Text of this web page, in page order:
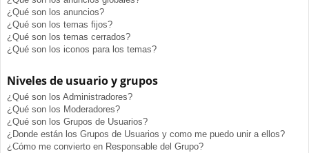
¿Qué son los anuncios?
¿Qué son los temas fijos?
¿Qué son los temas cerrados?
¿Qué son los iconos para los temas?
Niveles de usuario y grupos
¿Qué son los Administradores?
¿Qué son los Moderadores?
¿Qué son los Grupos de Usuarios?
¿Donde están los Grupos de Usuarios y como me puedo unir a ellos?
¿Cómo me convierto en Responsable del Grupo?